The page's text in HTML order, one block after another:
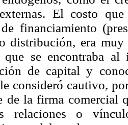
El costo
financiamiento
distribución, era
que se encontraba
de capital y
consideró cautivo,
de la firma comercial
relaciones o